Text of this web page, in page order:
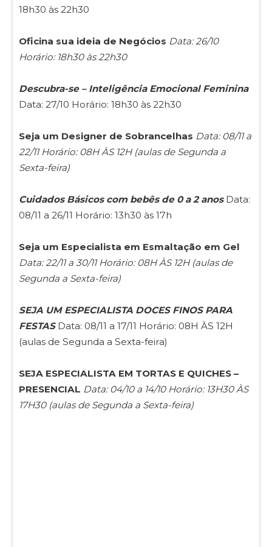
18h30 às 22h30
Oficina sua ideia de Negócios Data: 26/10
Horário: 18h30 às 22h30
Descubra-se – Inteligência Emocional Feminina
Data: 27/10 Horário: 18h30 às 22h30
Seja um Designer de Sobrancelhas Data: 08/11 a
22/11 Horário: 08H ÀS 12H (aulas de Segunda a
Sexta-feira)
Cuidados Básicos com bebês de 0 a 2 anosData:
08/11 a 26/11 Horário: 13h30 às 17h
Seja um Especialista em Esmaltação em Gel
Data: 22/11 a 30/11 Horário: 08H ÀS 12H (aulas de
Segunda a Sexta-feira)
SEJA UM ESPECIALISTA DOCES FINOS PARA
FESTASData: 08/11 a 17/11 Horário: 08H ÀS 12H
(aulas de Segunda a Sexta-feira)
SEJA ESPECIALISTA EM TORTAS E QUICHES –
PRESENCIAL Data: 04/10 a 14/10 Horário: 13H30 ÀS
17H30 (aulas de Segunda a Sexta-feira)